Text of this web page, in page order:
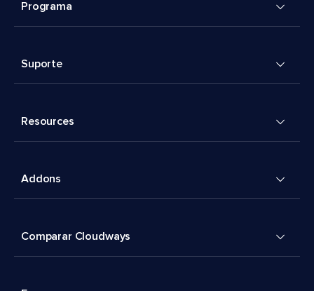
Programa
Suporte
Resources
Addons
Comparar Cloudways